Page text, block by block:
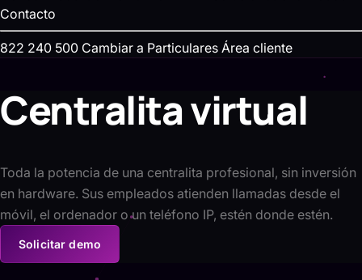
Contacto
822 240 500 Cambiar a Particulares Área cliente
Centralita virtual
Toda la potencia de una centralita profesional, sin inversión
en hardware. Sus empleados atienden llamadas desde el
móvil, el ordenador o un teléfono IP, estén donde estén.
Solicitar demo